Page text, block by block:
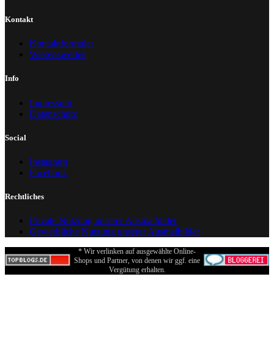
Kontakt
Kontaktformular
Wissenswertes
Info
Impressum
Datenschutz
Social
Instagram
Facebook
Rechtliches
Private Nutzung unserer Ausmalbilder
Gewerbliche Nutzung unserer Ausmalbilder
* Wir verlinken auf ausgewählte Online-
Shops und Partner, von denen wir ggf. eine
Vergütung erhalten.